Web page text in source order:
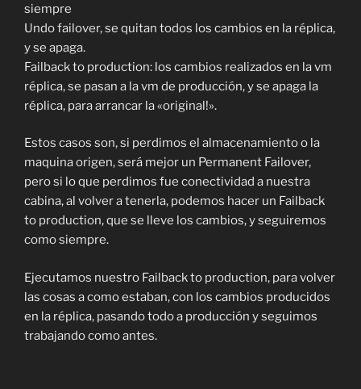
siempre
Undo failover, se quitan todos los cambios en la réplica,
y se apaga.
Failback to production: los cambios realizados en la vm
réplica, se pasan a la vm de producción, y se apaga la
réplica, para arrancar la «original!».
Estos casos son, si perdimos el almacenamiento o la
maquina origen, será mejor un Permanent Failover,
pero si lo que perdimos fue conectividad a nuestra
cabina, al volver a tenerla, podemos hacer un Failback
to production, que se lleve los cambios, y seguiremos
como siempre.
Ejecutamos nuestro Failback to production, para volver
las cosas a como estaban, con los cambios producidos
en la réplica, pasando todo a producción y seguimos
trabajando como antes.